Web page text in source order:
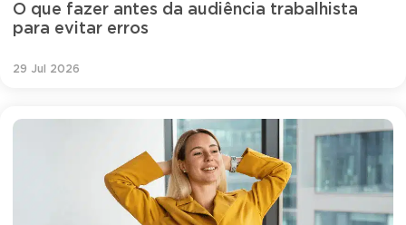
O que fazer antes da audiência trabalhista
para evitar erros
29 Jul 2026